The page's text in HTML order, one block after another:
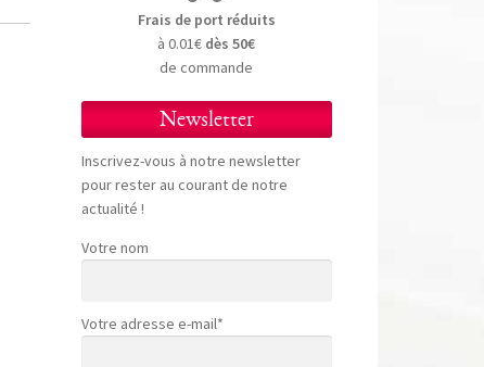
Frais de port réduits
à 0.01€ dès 50€
de commande
Newsletter
Inscrivez-vous à notre newsletter
pour rester au courant de notre
actualité !
Votre nom
Votre adresse e-mail*